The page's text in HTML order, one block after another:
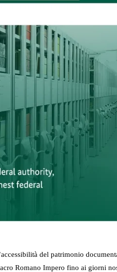
del patrimonio
Romano Impero fino ai giorni